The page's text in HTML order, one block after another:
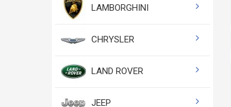
LAMBORGHINI
CHRYSLER
LAND ROVER
JEEP